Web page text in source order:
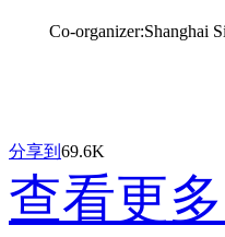
Co-organizer:Shanghai
分享到 69.6K
查看更